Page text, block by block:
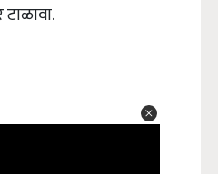
टाळावा.